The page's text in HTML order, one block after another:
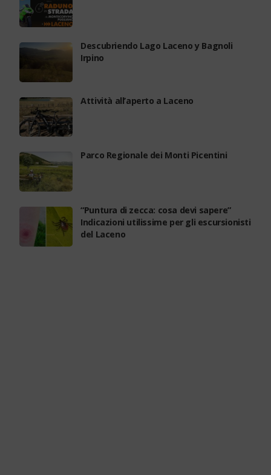
Descubriendo Lago Laceno y Bagnoli
Irpino
Attività all’aperto a Laceno
Parco Regionale dei Monti Picentini
“Puntura di zecca: cosa devi sapere”
Indicazioni utilissime per gli escursionisti
del Laceno